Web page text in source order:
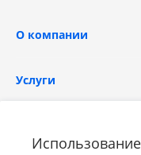
О компании
Услуги